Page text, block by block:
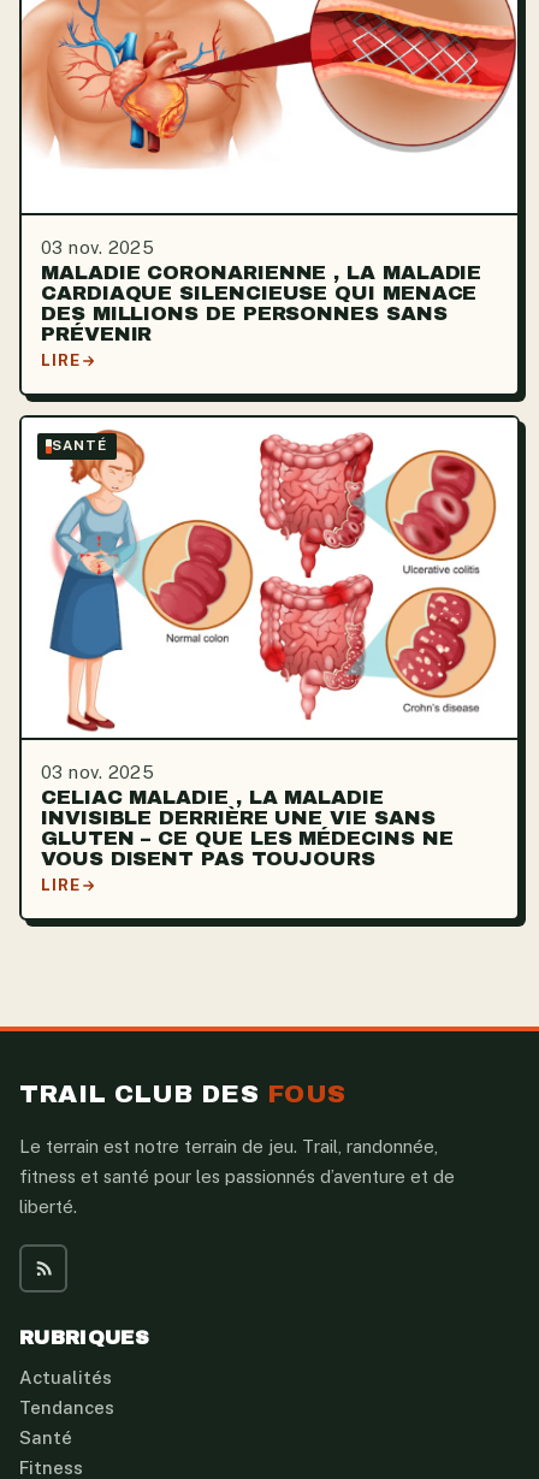
03 nov. 2025
MALADIE CORONARIENNE , LA MALADIE
CARDIAQUE SILENCIEUSE QUI MENACE
DES MILLIONS DE PERSONNES SANS
PRÉVENIR
LIRE
SANTÉ
03 nov. 2025
CELIAC MALADIE , LA MALADIE
INVISIBLE DERRIÈRE UNE VIE SANS
GLUTEN – CE QUE LES MÉDECINS NE
VOUS DISENT PAS TOUJOURS
LIRE
TRAIL CLUB DES FOUS
Le terrain est notre terrain de jeu. Trail, randonnée,
fitness et santé pour les passionnés d’aventure et de
liberté.
RUBRIQUES
Actualités
Tendances
Santé
Fitness